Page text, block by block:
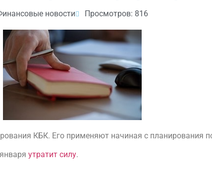
новости Просмотров: 816
КБК. Его применяют начиная с планирования
утратит силу.